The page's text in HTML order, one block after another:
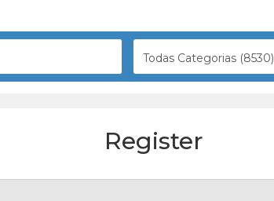
Todas Categorias (8530)
Register